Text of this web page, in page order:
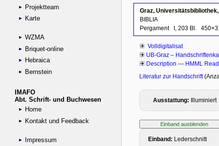
Projektteam
Karte
WZMA
Briquet-online
Hebraica
Bernstein
IMAFO
Abt. Schrift- und Buchwesen
Home
Kontakt und Feedback
Impressum